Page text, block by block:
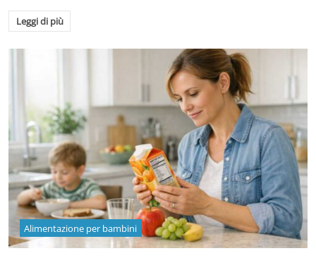
Leggi di più
Alimentazione per bambini